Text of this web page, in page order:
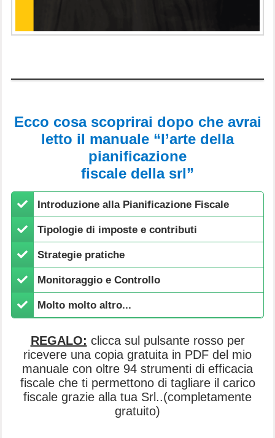
Ecco cosa scoprirai dopo che avrai
letto il manuale “l’arte della
pianificazione
fiscale della srl”
​Introduzione alla Pianificazione Fiscale
​Tipologie di imposte e contributi
​Strategie pratiche
​Monitoraggio e Controllo
Molto molto altro...
REGALO: clicca sul pulsante rosso per
ricevere una copia gratuita in PDF del mio
manuale con oltre 94 strumenti di efficacia
fiscale che ti permettono di tagliare il carico
fiscale grazie alla tua Srl..(completamente
gratuito)